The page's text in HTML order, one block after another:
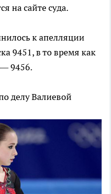
на сайте суда.
к апелляции
9451, в то время как
9456.
делу Валиевой